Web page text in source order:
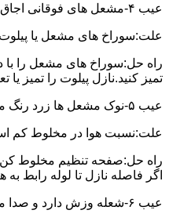
عیب ۴-مشعل های فوقانی اجاق روشن نمی شود
علت:سوراخ های مشعل یا
راه حل:سوراخ های مشعل را
تمیز کنید.نازل پیلوت را تمیز یا
عیب ۵-نوک مشعل ها زرد رنگ می سوزد.
علت:نسبت هوا در مخلوط کم
راه حل:صفحه تنظیم مخلوط کن
اگر فاصله نازل تا لوله رابط به
عیب ۶-شعله وزش دارد و صدا می کند.